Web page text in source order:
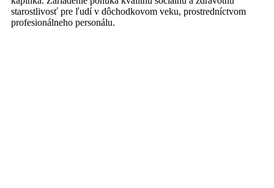
starostlivosť pre ľudí v dôchodkovom veku, prostredníctvom
profesionálneho personálu.